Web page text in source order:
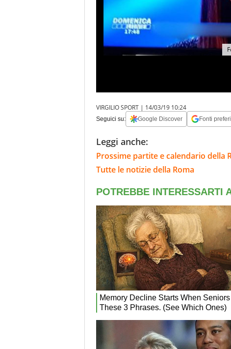
VIRGILIO SPORT | 14/03/19 10:24
Seguici su: Google Discover Fonti
Leggi anche:
Prossime partite e calendario della
Tutte le notizie della Roma